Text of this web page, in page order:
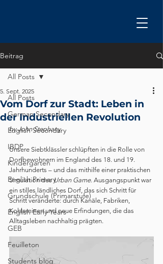
Beitrag
All Posts
German Secondary
English Secondary
IBDP
Kindergarten
English Primary
Grundschule (Primarstufe)
English Early Years
GEB
Feuilleton
Students blog
All Posts
Vom Dorf zur Stadt: Leben in
der Industriellen Revolution
5. Sept. 2025
by John Stephany
Unsere Siebtklässler schlüpften in die Rolle von
Dorfbewohnern im England des 18. und 19.
Jahrhunderts – und das mithilfe einer praktischen
Simulation des Urban Game. Ausgangspunkt war
ein stilles ländliches Dorf, das sich Schritt für
Schritt veränderte: durch Kanäle, Fabriken,
Kohleminen und neue Erfindungen, die das
Alltagsleben nachhaltig prägten.